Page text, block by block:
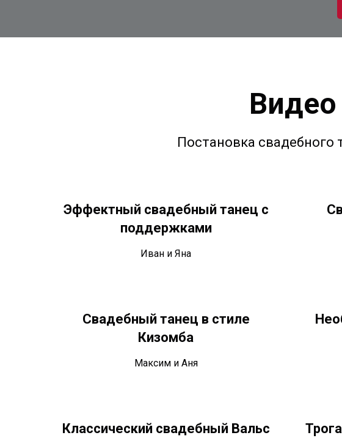
Постановка свадебного
Эффектный свадебный танец с
поддержками
Иван и Яна
Свадебный танец в стиле
Кизомба
Максим и Аня
Классический свадебный Вальс